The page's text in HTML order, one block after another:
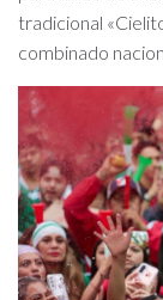
tradicional
combinado